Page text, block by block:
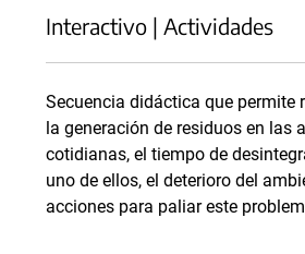
Interactivo | Actividades
Secuencia didáctica que permite
la generación de residuos en las
cotidianas, el tiempo de
uno de ellos, el deterioro del
acciones para paliar este